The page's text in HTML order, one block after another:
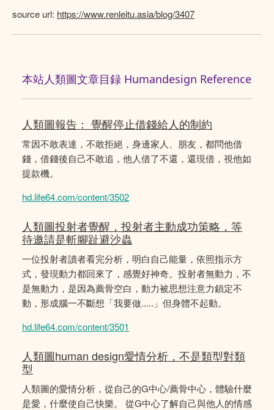
source url: https://www.renleitu.asia/blog/3407
本站人類圖文章目録 Humandesign Reference
人類圖報告： 覺醒停止借錢給人的制約
常因不敢表達，不敢拒絕，身邊家人、朋友，都問他借
錢，借錢後自己不敢追，他人借了不還，還現借，視他如
提款機。
hd.life64.com/content/3502
人類圖投射者覺醒，投射者主動成功策略，等
待邀請是斬腳趾避沙蟲
一位投射者讀者看完分析，明白自己能量，依照指示方
式，發現動力都回來了，感覺好神奇。投射者無動力，不
是無動力，是因為薦骨空白，動力被思想注意力鎖定不
動，形成腦一不斷想「我要做.....」但身體不起動。
hd.life64.com/content/3501
人類圖human design愛情分析，不是類型對類
型
人類圖的愛情分析，從自己的G中心/薦骨中心，體驗什麼
是愛，什麼使自己快樂。 從G中心了解自己與他人的情感